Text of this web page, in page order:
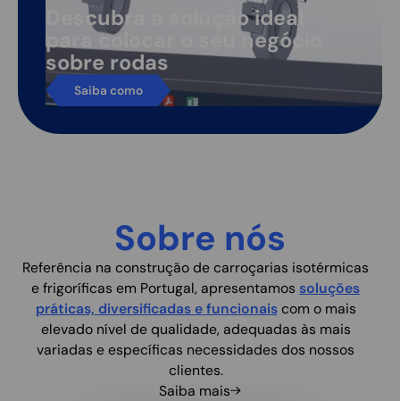
Descubra a solução ideal
para colocar o seu negócio
sobre rodas
Saiba como
Sobre nós
Referência na construção de carroçarias isotérmicas
e frigoríficas em Portugal, apresentamos soluções
práticas, diversificadas e funcionaiscom o mais
elevado nível de qualidade, adequadas às mais
variadas e específicas necessidades dos nossos
clientes.
Saiba mais